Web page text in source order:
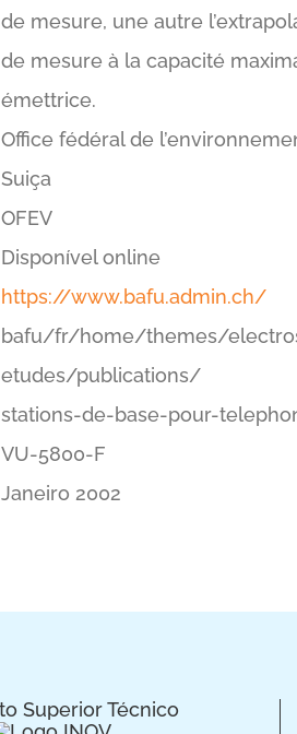
de mesure, une autre
de mesure à la capacité
émettrice.
Office fédéral de
Suiça
OFEV
Disponível online
https://www.bafu.admin.ch/
bafu/fr/home/themes/
etudes/publications/
stations-de-base-pour-
VU-5800-F
Janeiro 2002